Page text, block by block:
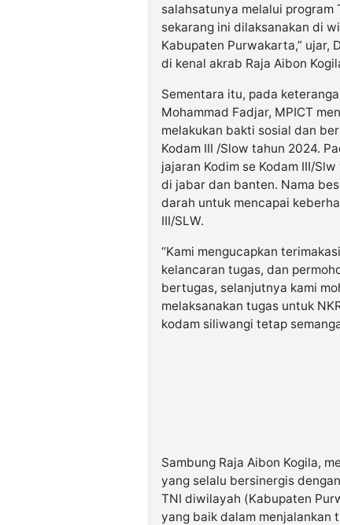
salahsatunya melalui program
sekarang ini dilaksanakan di
Kabupaten Purwakarta,” ujar,
di kenal akrab Raja Aibon
Sementara itu, pada
Mohammad Fadjar, MPICT
melakukan bakti sosial dan
Kodam III /Slow tahun 2024.
jajaran Kodim se Kodam III/
di jabar dan banten. Nama
darah untuk mencapai
III/SLW.
“Kami mengucapkan
kelancaran tugas, dan
bertugas, selanjutnya kami
melaksanakan tugas untuk
kodam siliwangi tetap
Sambung Raja Aibon Kogila,
yang selalu bersinergis
TNI diwilayah (Kabupaten
yang baik dalam menjalankan